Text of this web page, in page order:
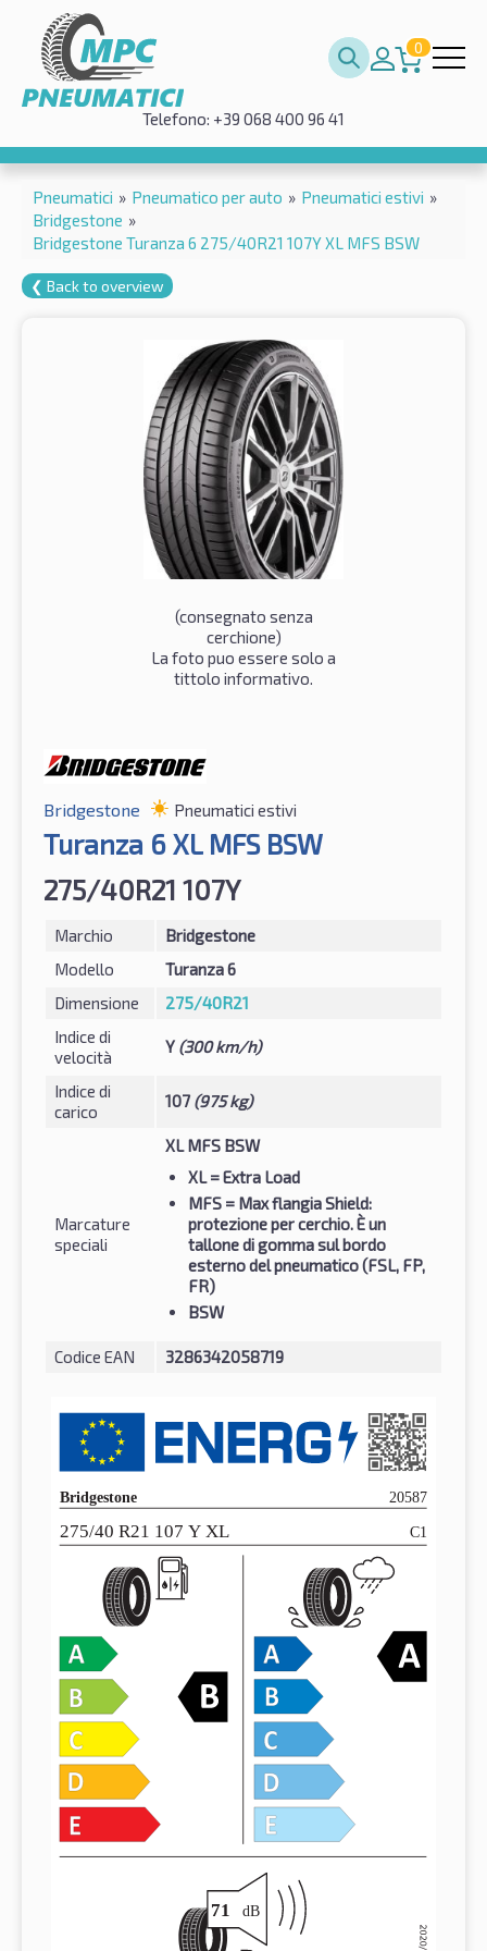
0
Telefono: +39 068 400 96 41
Pneumatici » Pneumatico per auto » Pneumatici estivi »
Bridgestone »
Bridgestone Turanza 6 275/40R21 107Y XL MFS BSW
❮ Back to overview
(consegnato senza
cerchione)
La foto puo essere solo a
tittolo informativo.
Bridgestone Pneumatici estivi
Turanza 6 XL MFS BSW
275/40R21 107Y
Marchio
Bridgestone
Modello
Turanza 6
Dimensione
275/40R21
Indice di
velocità
Y (300 km/h)
Indice di
carico
107 (975 kg)
Marcature
speciali
XL MFS BSW
XL= Extra Load
MFS = Max flangia Shield:
protezione per cerchio. È un
tallone di gomma sul bordo
esterno del pneumatico (FSL, FP,
FR)
BSW
Codice EAN 3286342058719